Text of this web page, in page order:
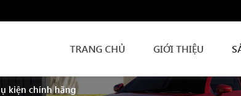
TRANG CHỦ GIỚI THIỆU
kiện chính hãng